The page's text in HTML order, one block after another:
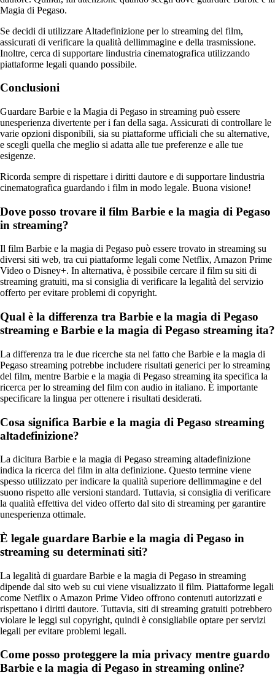
Magia di Pegaso.
Se decidi di utilizzare Altadefinizione per lo streaming del film,
assicurati di verificare la qualità dellimmagine e della trasmissione.
Inoltre, cerca di supportare lindustria cinematografica utilizzando
piattaforme legali quando possibile.
Conclusioni
Guardare Barbie e la Magia di Pegaso in streaming può essere
unesperienza divertente per i fan della saga. Assicurati di controllare le
varie opzioni disponibili, sia su piattaforme ufficiali che su alternative,
e scegli quella che meglio si adatta alle tue preferenze e alle tue
esigenze.
Ricorda sempre di rispettare i diritti dautore e di supportare lindustria
cinematografica guardando i film in modo legale. Buona visione!
Dove posso trovare il film Barbie e la magia di Pegaso
in streaming?
Il film Barbie e la magia di Pegaso può essere trovato in streaming su
diversi siti web, tra cui piattaforme legali come Netflix, Amazon Prime
Video o Disney+. In alternativa, è possibile cercare il film su siti di
streaming gratuiti, ma si consiglia di verificare la legalità del servizio
offerto per evitare problemi di copyright.
Qual è la differenza tra Barbie e la magia di Pegaso
streaming e Barbie e la magia di Pegaso streaming ita?
La differenza tra le due ricerche sta nel fatto che Barbie e la magia di
Pegaso streaming potrebbe includere risultati generici per lo streaming
del film, mentre Barbie e la magia di Pegaso streaming ita specifica la
ricerca per lo streaming del film con audio in italiano. È importante
specificare la lingua per ottenere i risultati desiderati.
Cosa significa Barbie e la magia di Pegaso streaming
altadefinizione?
La dicitura Barbie e la magia di Pegaso streaming altadefinizione
indica la ricerca del film in alta definizione. Questo termine viene
spesso utilizzato per indicare la qualità superiore dellimmagine e del
suono rispetto alle versioni standard. Tuttavia, si consiglia di verificare
la qualità effettiva del video offerto dal sito di streaming per garantire
unesperienza ottimale.
È legale guardare Barbie e la magia di Pegaso in
streaming su determinati siti?
La legalità di guardare Barbie e la magia di Pegaso in streaming
dipende dal sito web su cui viene visualizzato il film. Piattaforme legali
come Netflix o Amazon Prime Video offrono contenuti autorizzati e
rispettano i diritti dautore. Tuttavia, siti di streaming gratuiti potrebbero
violare le leggi sul copyright, quindi è consigliabile optare per servizi
legali per evitare problemi legali.
Come posso proteggere la mia privacy mentre guardo
Barbie e la magia di Pegaso in streaming online?